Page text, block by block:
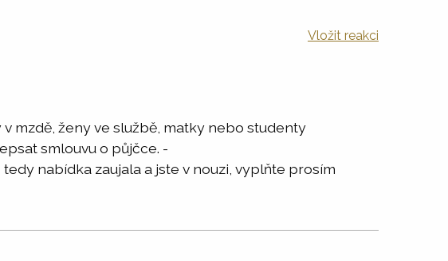
Vložit reakci
mzdě, ženy ve službě, matky nebo studenty
smlouvu o půjčce. -
nabídka zaujala a jste v nouzi, vyplňte prosím